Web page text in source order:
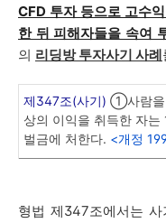
CFD 투자 등으로 고수
한 뒤 피해자들을 속여
의 리딩방 투자사기 사례
제347조(사기) ①사람을
상의 이익을 취득한 자는
벌금에 처한다. <개정
형법 제347조에서는